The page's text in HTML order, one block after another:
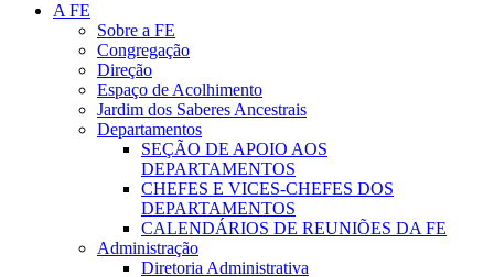
A FE
Sobre a FE
Congregação
Direção
Espaço de Acolhimento
Jardim dos Saberes Ancestrais
Departamentos
SEÇÃO DE APOIO AOS
DEPARTAMENTOS
CHEFES E VICES-CHEFES DOS
DEPARTAMENTOS
CALENDÁRIOS DE REUNIÕES DA FE
Administração
Diretoria Administrativa